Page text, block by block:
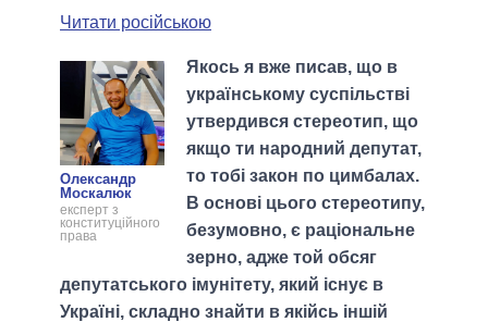
Читати російською
Олександр
Москалюк
експерт з
конституційного
права
Якось я вже писав, що в
українському суспільстві
утвердився стереотип, що
якщо ти народний депутат,
то тобі закон по цимбалах.
В основі цього стереотипу,
безумовно, є раціональне
зерно, адже той обсяг
депутатського імунітету, який існує в
Україні, складно знайти в якійсь іншій